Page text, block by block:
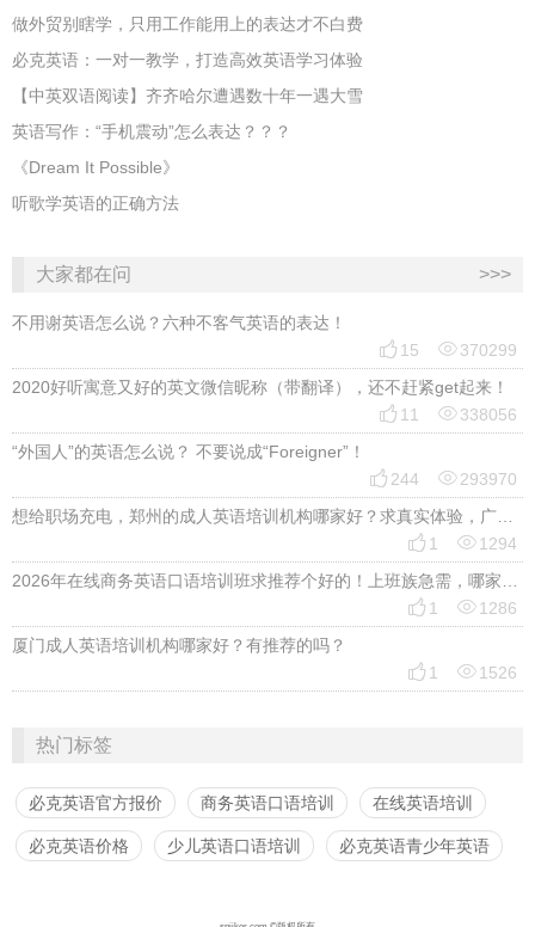
做外贸别瞎学，只用工作能用上的表达才不白费
必克英语：一对一教学，打造高效英语学习体验
【中英双语阅读】齐齐哈尔遭遇数十年一遇大雪
英语写作：“手机震动”怎么表达？？？
《Dream It Possible》
听歌学英语的正确方法
大家都在问 >>>
不用谢英语怎么说？六种不客气英语的表达！
 15 370299
2020好听寓意又好的英文微信昵称（带翻译），还不赶紧get起来！
 11 338056
“外国人”的英语怎么说？ 不要说成“Foreigner”！
 244 293970
想给职场充电，郑州的成人英语培训机构哪家好？求真实体验，广告勿扰，感谢！
 1 1294
2026年在线商务英语口语培训班求推荐个好的！上班族急需，哪家好？
 1 1286
厦门成人英语培训机构哪家好？有推荐的吗？
 1 1526
热门标签
必克英语官方报价 商务英语口语培训 在线英语培训
必克英语价格 少儿英语口语培训 必克英语青少年英语